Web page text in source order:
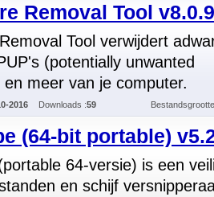
Removal Tool v8.0.9
Tool verwijdert
(potentially unwanted
meer van je computer.
2016 Downloads :59
(64-bit portable)
64-versie) is een
en schijf